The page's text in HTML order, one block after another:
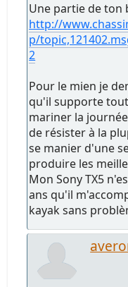
Une partie de ton
http://
p/
2
Pour le mien je
qu'il supporte
mariner la
de résister à la
se manier d'une
produire les
Mon Sony TX5
ans qu'il
kayak sans